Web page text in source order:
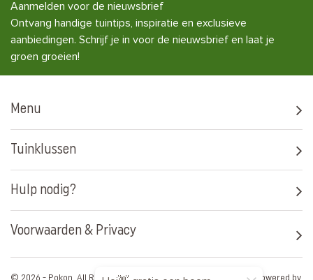
Aanmelden voor de nieuwsbrief
Ontvang handige tuintips, inspiratie en exclusieve
aanbiedingen. Schrijf je in voor de nieuwsbrief en laat je
groen groeien!
Menu
Tuinklussen
Hulp nodig?
Voorwaarden & Privacy